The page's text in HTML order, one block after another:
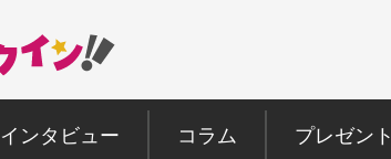
インタビュー コラム プレゼント